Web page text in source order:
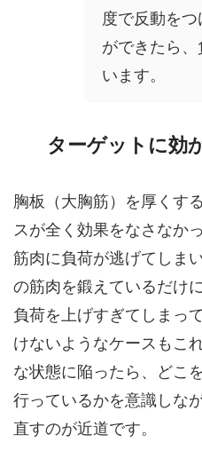
度で反動を
ができたら
います。
ターゲットに効
胸板（大胸筋）を厚くす
スが全く効果をなさなか
筋肉に負荷が逃げてしま
の筋肉を鍛えているだけ
負荷を上げすぎてしまっ
けないようなケースもこ
な状態に陥ったら、どこ
行っているかを意識しな
直すのが近道です。